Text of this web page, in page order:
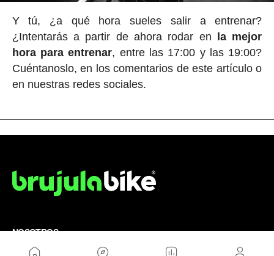
Y tú, ¿a qué hora sueles salir a entrenar?
¿Intentarás a partir de ahora rodar en
la mejor
hora para entrenar, entre las 17:00 y las 19:00?
Cuéntanoslo, en los comentarios de este artículo o
en nuestras redes sociales.
NOSOTROS